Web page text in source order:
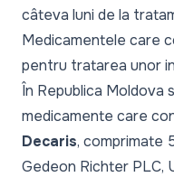
câteva luni de la
Medicamentele care
pentru tratarea unor
În Republica Moldova
medicamente care
Decaris, comprimate
Gedeon Richter PLC,